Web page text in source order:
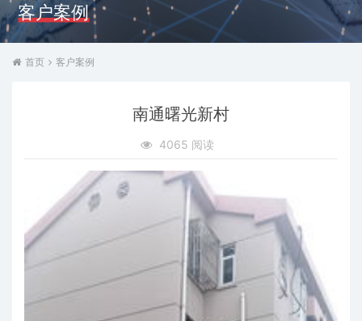
客户案例
首页 客户案例
南通曙光新村
4065 阅读